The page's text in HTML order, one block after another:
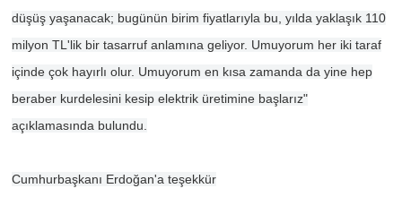
düşüş yaşanacak; bugünün birim fiyatlarıyla bu, yılda yaklaşık 110
milyon TL'lik bir tasarruf anlamına geliyor. Umuyorum her iki taraf
içinde çok hayırlı olur. Umuyorum en kısa zamanda da yine hep
beraber kurdelesini kesip elektrik üretimine başlarız"
açıklamasında bulundu.
Cumhurbaşkanı Erdoğan'a teşekkür